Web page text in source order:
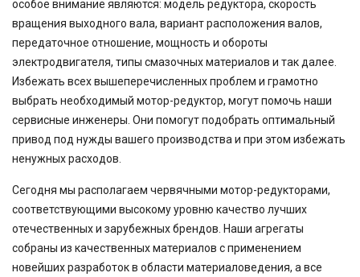
особое внимание являются: модель редуктора, скорость
вращения выходного вала, вариант расположения валов,
передаточное отношение, мощность и обороты
электродвигателя, типы смазочных материалов и так далее.
Избежать всех вышеперечисленных проблем и грамотно
выбрать необходимый мотор-редуктор, могут помочь наши
сервисные инженеры. Они помогут подобрать оптимальный
привод под нужды вашего производства и при этом избежать
ненужных расходов.
Сегодня мы располагаем червячными мотор-редукторами,
соответствующими высокому уровню качество лучших
отечественных и зарубежных брендов. Наши агрегаты
собраны из качественных материалов с применением
новейших разработок в области материаловедения, а все